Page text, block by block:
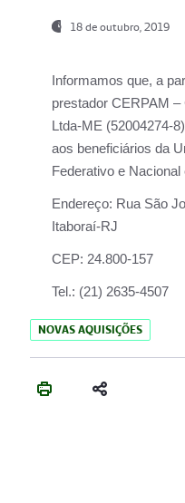
18 de outubro, 2019
Informamos que, a
prestador CERPAM –
Ltda-ME (52004274-
aos beneficiários da
Federativo e Nacional
Endereço: Rua São
Itaboraí-RJ
CEP: 24.800-157
Tel.: (21) 2635-4507
NOVAS AQUISIÇÕES